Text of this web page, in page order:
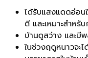
ได้รับแสงแดดอ่อน
ดี และเหมาะสำหรั
บ้านดูสว่าง และมี
ในช่วงฤดูหนาวจะ